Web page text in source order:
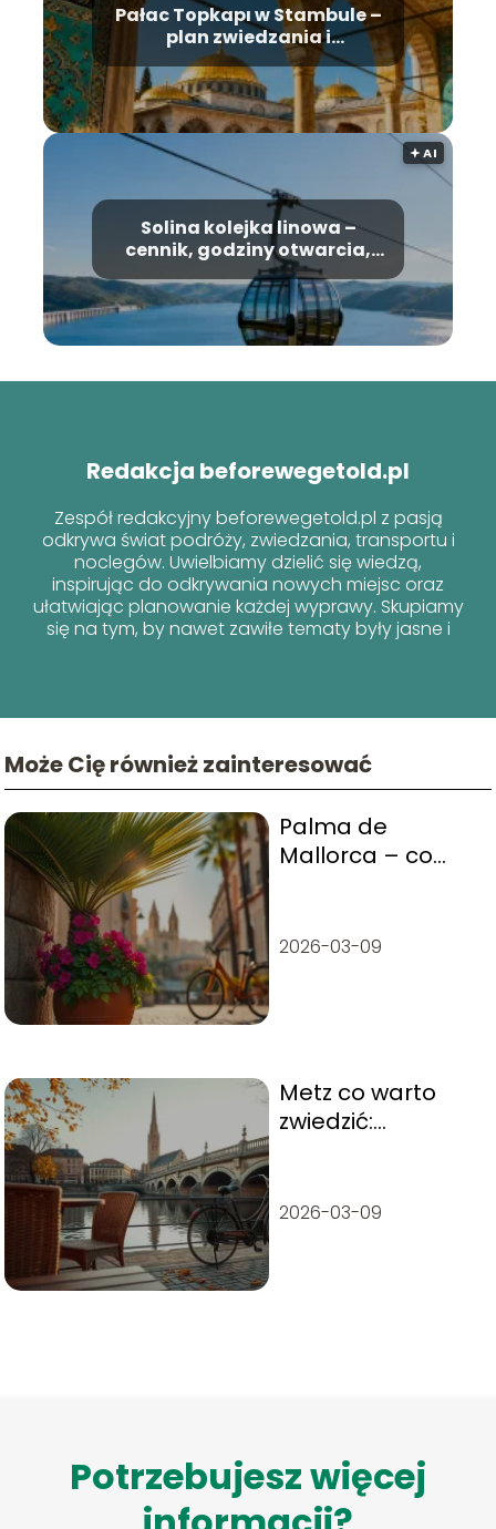
Pałac Topkapı w Stambule –
plan zwiedzania i
najważniejsze atrakcje
🟅 AI
Solina kolejka linowa –
cennik, godziny otwarcia,
informacje
Redakcja beforewegetold.pl
Zespół redakcyjny beforewegetold.pl z pasją
odkrywa świat podróży, zwiedzania, transportu i
noclegów. Uwielbiamy dzielić się wiedzą,
inspirując do odkrywania nowych miejsc oraz
ułatwiając planowanie każdej wyprawy. Skupiamy
się na tym, by nawet zawiłe tematy były jasne i
Może Cię również zainteresować
Palma de
Mallorca – co
2026-03-09
Metz co warto
zwiedzić:
praktyczne
2026-03-09
Potrzebujesz więcej